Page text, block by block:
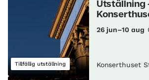
Tillfällig utställning
Utställning
26 jun–10 aug
Konserthuset